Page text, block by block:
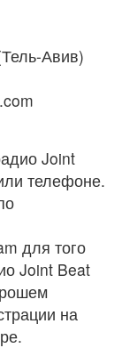
Авив)
Joint
телефоне.
для того
Joint Beat
на